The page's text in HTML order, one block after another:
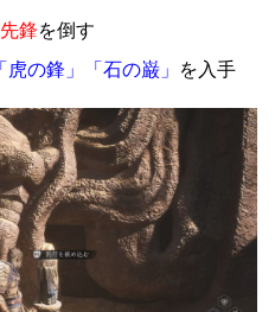
鋒を倒す
虎の鋒」「石の巌」 を入手